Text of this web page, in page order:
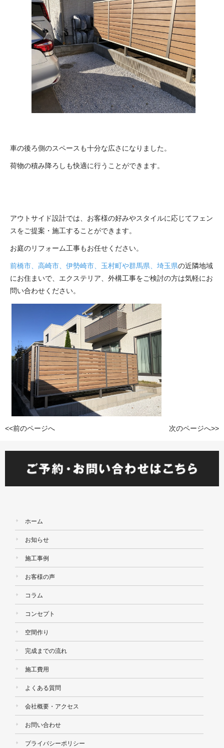
車の後ろ側のスペースも十分な広さになりました。
荷物の積み降ろしも快適に行うことができます。
アウトサイド設計では、お客様の好みやスタイルに応じてフェン
スをご提案・施工することができます。
お庭のリフォーム工事もお任せください。
前橋市、高崎市、伊勢崎市、玉村町や群馬県、埼玉県の近隣地域
にお住まいで、エクステリア、外構工事をご検討の方は気軽にお
問い合わせください。
<<前のページへ 次のページへ>>
ホーム
お知らせ
施工事例
お客様の声
コラム
コンセプト
空間作り
完成までの流れ
施工費用
よくある質問
会社概要・アクセス
お問い合わせ
プライバシーポリシー